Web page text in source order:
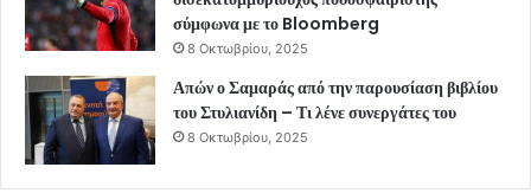
σύμφωνα με το Bloomberg
8 Οκτωβρίου, 2025
Απών ο Σαμαράς από την παρουσίαση βιβλίου
του Στυλιανίδη – Τι λένε συνεργάτες του
8 Οκτωβρίου, 2025